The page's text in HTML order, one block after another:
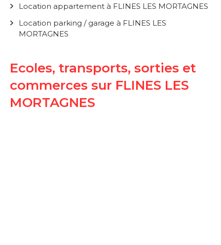
Location appartement à FLINES LES MORTAGNES
Location parking / garage à FLINES LES
MORTAGNES
Ecoles, transports, sorties et
commerces sur FLINES LES
MORTAGNES